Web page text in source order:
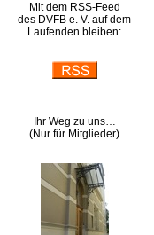
Mit dem RSS-Feed
des DVFB e. V. auf dem
Laufenden bleiben:
Ihr Weg zu uns…
(Nur für Mitglieder)